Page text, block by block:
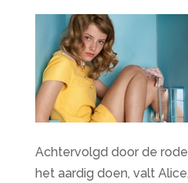
Achtervolgd door de
het aardig doen, valt